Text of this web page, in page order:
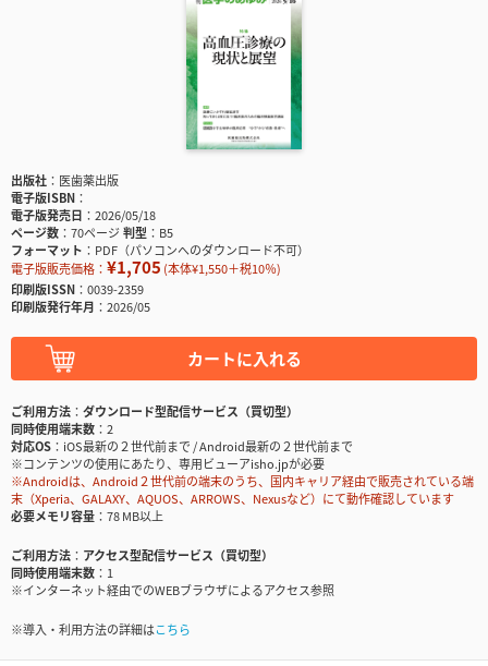
出版社
医歯薬出版
電子版ISBN
電子版発売日
2026/05/18
ページ数
70ページ判型
B5
フォーマット
PDF（パソコンへのダウンロード不可）
電子版販売価格： ¥1,705 (本体¥1,550＋税10％)
印刷版ISSN
0039-2359
印刷版発行年月
2026/05
カートに入れる
ご利用方法
ダウンロード型配信サービス（買切型）
同時使用端末数
2
対応OS
iOS最新の２世代前まで / Android最新の２世代前まで
※コンテンツの使用にあたり、専用ビューアisho.jpが必要
※Androidは、Android２世代前の端末のうち、国内キャリア経由で販売されている端
末（Xperia、GALAXY、AQUOS、ARROWS、Nexusなど）にて動作確認しています
必要メモリ容量
78 MB以上
ご利用方法
アクセス型配信サービス（買切型）
同時使用端末数
1
※インターネット経由でのWEBブラウザによるアクセス参照
※導入・利用方法の詳細はこちら